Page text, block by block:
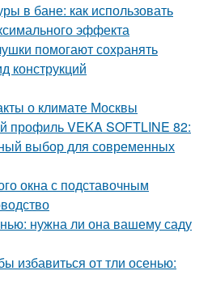
в бане: как использовать
эффекта
помогают сохранять
конструкций
о климате Москвы
профиль VEKA SOFTLINE 82:
выбор для современных
окна с подставочным
нужна ли она вашему саду
избавиться от тли осенью: